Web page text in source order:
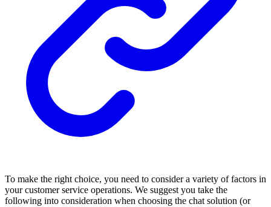
To make the right choice, you need to consider a variety of factors in
your customer service operations. We suggest you take the
following into consideration when choosing the chat solution (or